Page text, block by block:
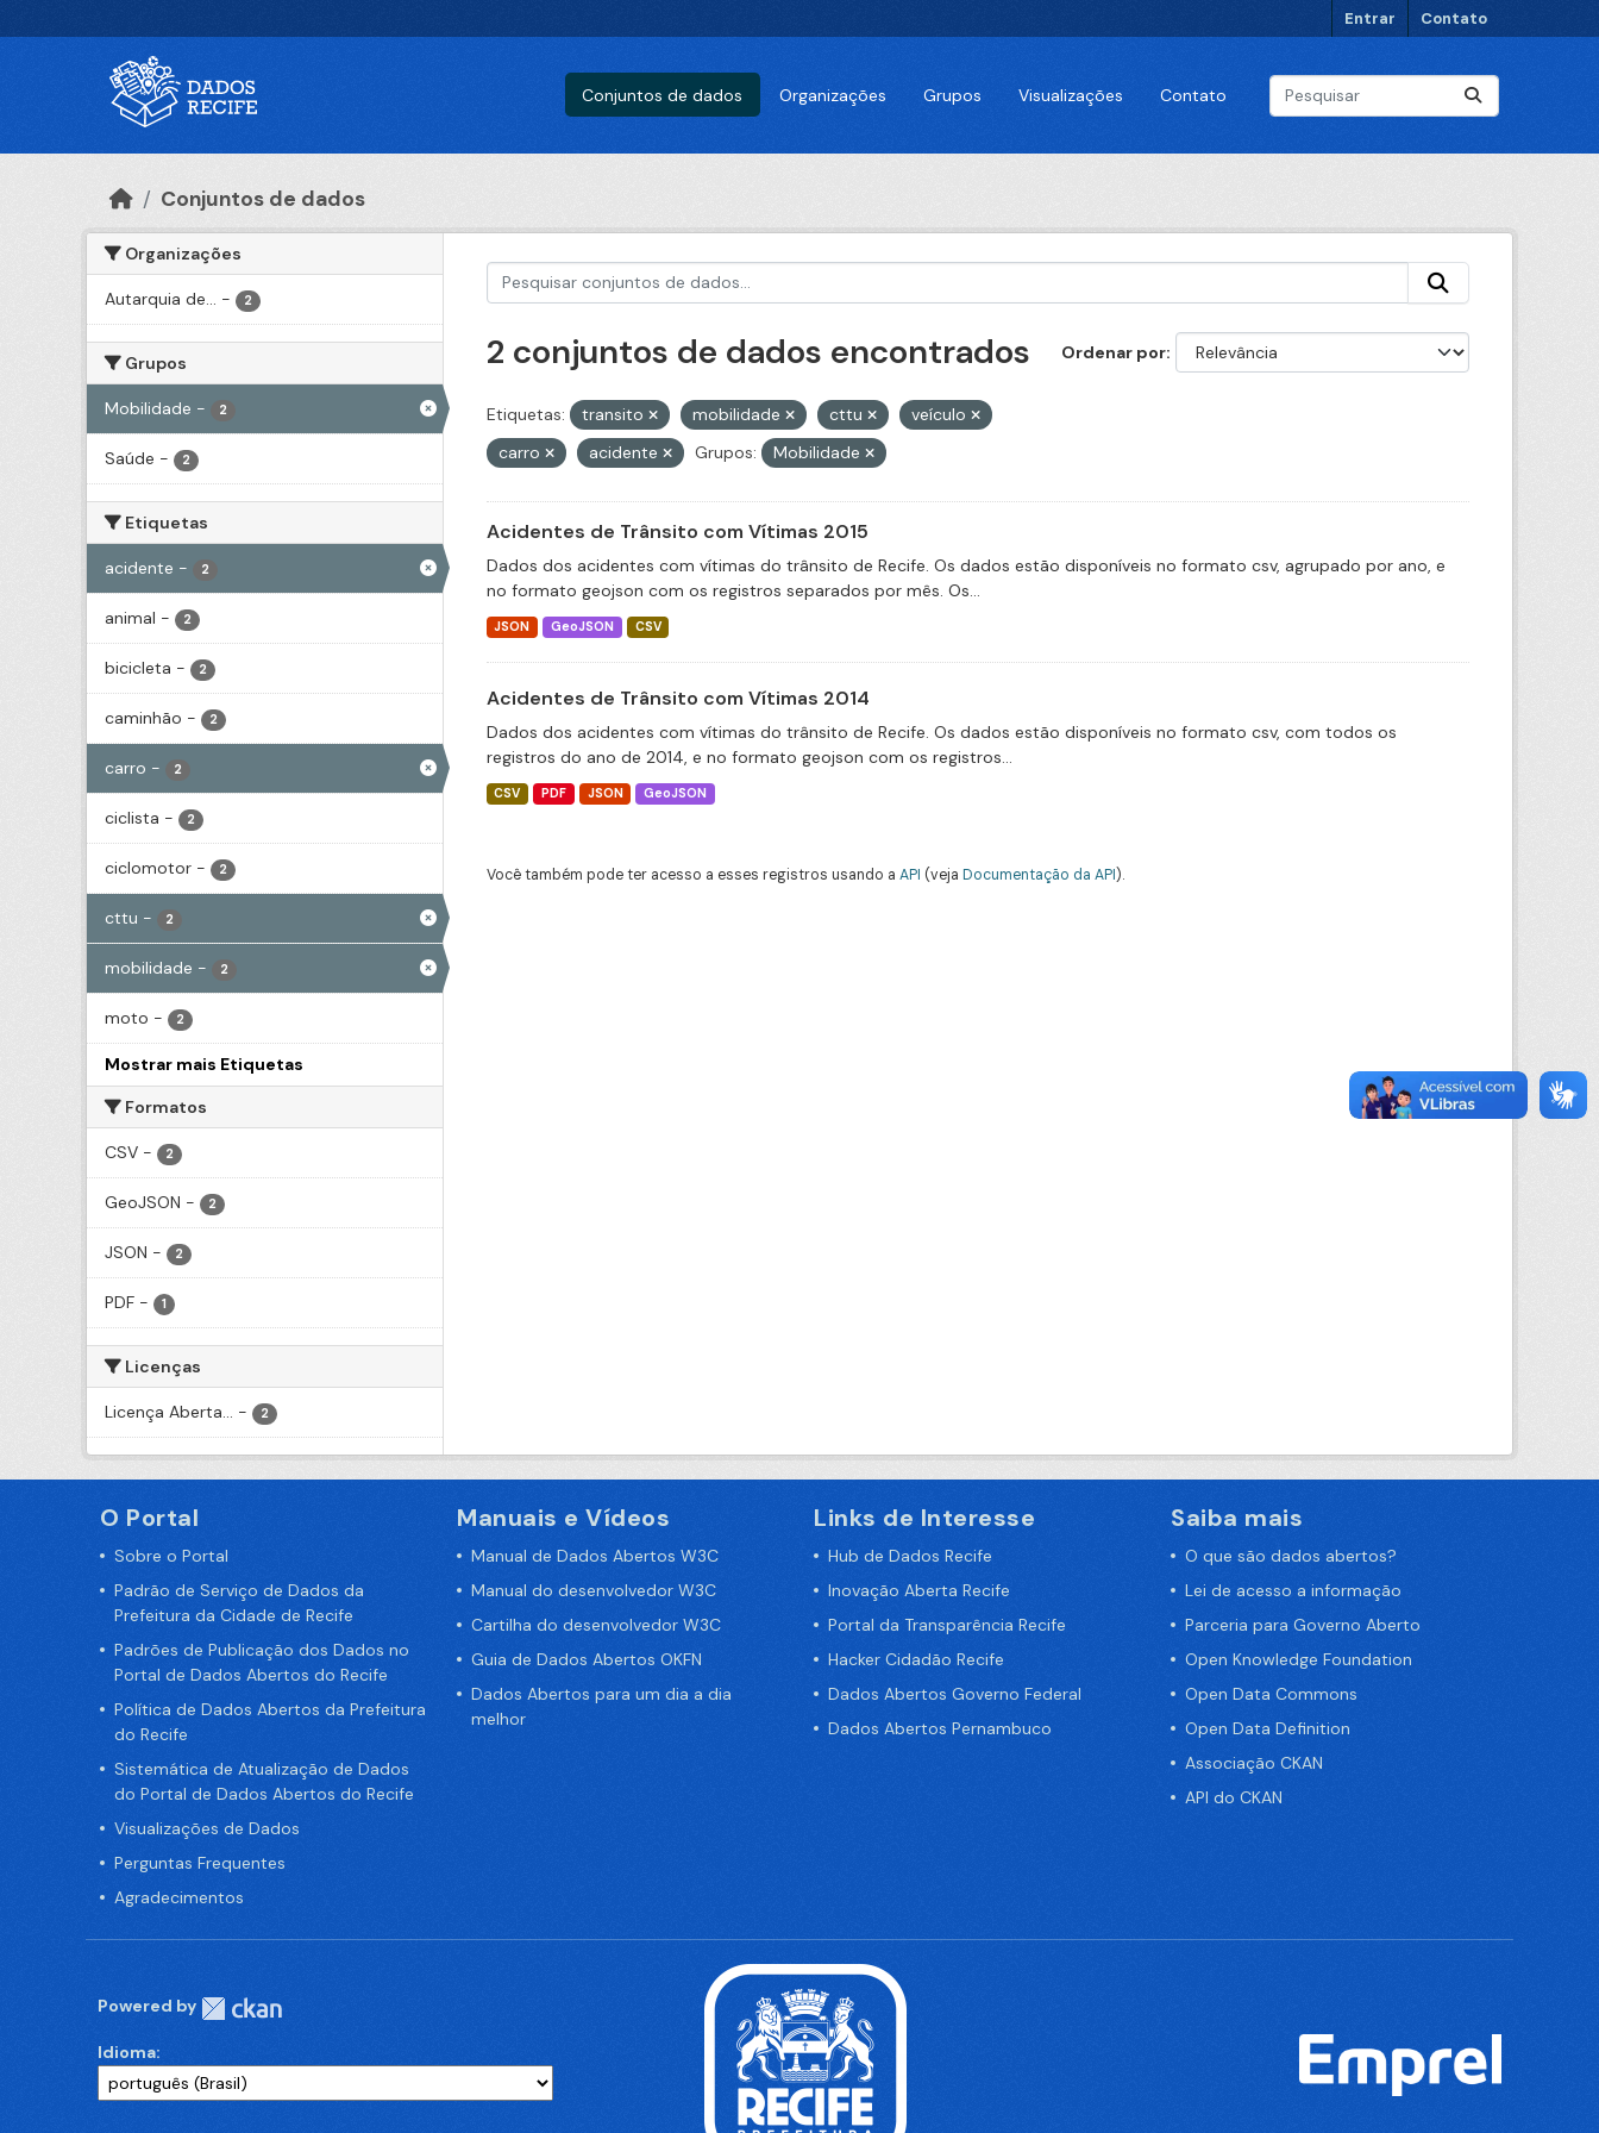
Entrar Contato
Conjuntos de dados Organizações Grupos Visualizações Contato
Conjuntos de dados
Organizações
Autarquia de... - 2
Grupos
Mobilidade - 2
Saúde - 2
Etiquetas
acidente - 2
animal - 2
bicicleta - 2
caminhão - 2
carro - 2
ciclista - 2
ciclomotor - 2
cttu - 2
mobilidade - 2
moto - 2
Mostrar mais Etiquetas
Formatos
CSV - 2
GeoJSON - 2
JSON - 2
PDF - 1
Licenças
Licença Aberta... - 2
Ordenar por
2 conjuntos de dados encontrados
Etiquetas: transito mobilidade cttu
veículo
carro
acidente Grupos: Mobilidade
Acidentes de Trânsito com Vítimas 2015
Dados dos acidentes com vítimas do trânsito de Recife. Os dados estão disponíveis no formato csv, agrupado por ano, e
no formato geojson com os registros separados por mês. Os...
JSON GeoJSON CSV
Acidentes de Trânsito com Vítimas 2014
Dados dos acidentes com vítimas do trânsito de Recife. Os dados estão disponíveis no formato csv, com todos os
registros do ano de 2014, e no formato geojson com os registros...
CSV PDF JSON GeoJSON
Você também pode ter acesso a esses registros usando a API (veja Documentação da API).
O Portal
Sobre o Portal
Padrão de Serviço de Dados da
Prefeitura da Cidade de Recife
Padrões de Publicação dos Dados no
Portal de Dados Abertos do Recife
Política de Dados Abertos da Prefeitura
do Recife
Sistemática de Atualização de Dados
do Portal de Dados Abertos do Recife
Visualizações de Dados
Perguntas Frequentes
Agradecimentos
Manuais e Vídeos
Manual de Dados Abertos W3C
Manual do desenvolvedor W3C
Cartilha do desenvolvedor W3C
Guia de Dados Abertos OKFN
Dados Abertos para um dia a dia
melhor
Links de Interesse
Hub de Dados Recife
Inovação Aberta Recife
Portal da Transparência Recife
Hacker Cidadão Recife
Dados Abertos Governo Federal
Dados Abertos Pernambuco
Saiba mais
O que são dados abertos?
Lei de acesso a informação
Parceria para Governo Aberto
Open Knowledge Foundation
Open Data Commons
Open Data Definition
Associação CKAN
API do CKAN
Powered by
Idioma